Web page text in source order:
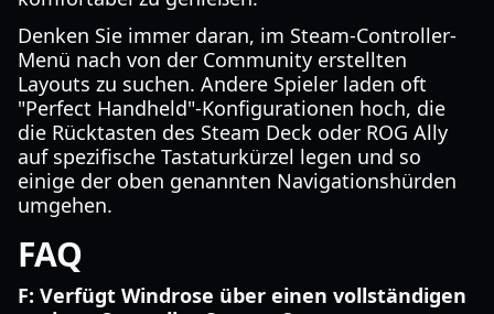
Denken Sie immer daran, im Steam-Controller-
Menü nach von der Community erstellten
Layouts zu suchen. Andere Spieler laden oft
"Perfect Handheld"-Konfigurationen hoch, die
die Rücktasten des Steam Deck oder ROG Ally
auf spezifische Tastaturkürzel legen und so
einige der oben genannten Navigationshürden
umgehen.
FAQ
F: Verfügt Windrose über einen vollständigen